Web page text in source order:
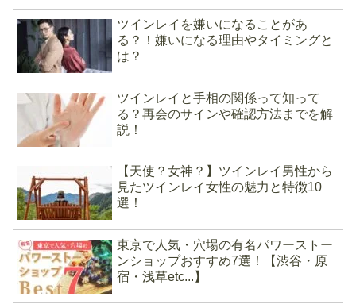
ツインレイを嫌いになることがあ
る？！嫌いになる理由やタイミングと
は？
ツインレイと手相の関係って知って
る？再会のサインや確認方法までを解
説！
【天使？女神？】ツインレイ男性から
見たツインレイ女性の魅力と特徴10
選！
東京で人気・穴場の有名パワーストー
ンショップおすすめ7選！【渋谷・原
宿・浅草etc...】